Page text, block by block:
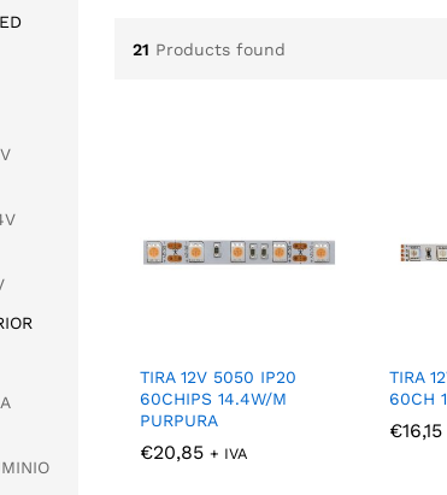
21 Products found
TIRA 12V 5050 IP20
60CHIPS 14.4W/M
PURPURA
€20,85 + IVA
€20,85
TIRA
60CH
€16,15
€16,15